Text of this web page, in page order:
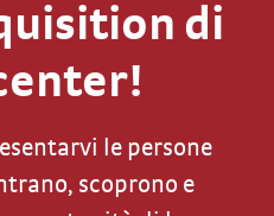
di
le persone
scoprono e